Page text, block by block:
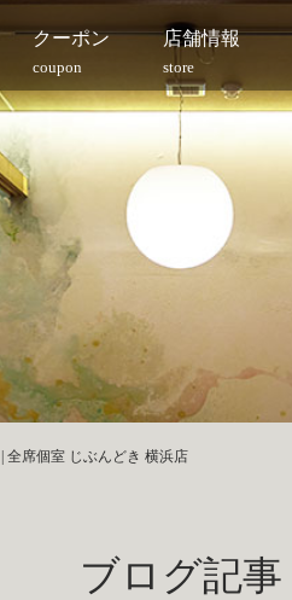
クーポン
coupon
店舗情報
store
全席個室 じぶんどき 横浜店
ブログ記事